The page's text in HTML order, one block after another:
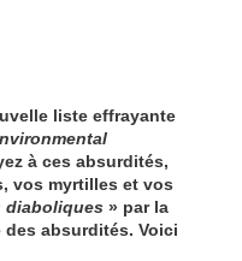
liste effrayante
à ces absurdités,
vos myrtilles et vos
diaboliques» par la
absurdités. Voici